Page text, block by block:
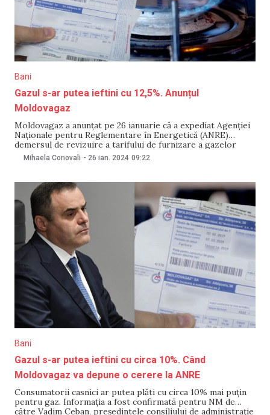
Bani
Gazul s-ar putea ieftini cu 12,5%. Anunțul
Moldovagaz
Moldovagaz a anunțat pe 26 ianuarie că a expediat Agenției
Naționale pentru Reglementare în Energetică (ANRE)
demersul de revizuire a tarifului de furnizare a gazelor
naturale către consumatorii finali la prețuri reglementate în
Mihaela Conovali - 26 ian. 2024 09:22
Bani
Gazul s-ar putea ieftini cu circa 10%. Când
Moldovagaz va depune o cerere la ANRE
Consumatorii casnici ar putea plăti cu circa 10% mai puțin
pentru gaz. Informația a fost confirmată pentru NM de
către Vadim Ceban, președintele consiliului de administrație